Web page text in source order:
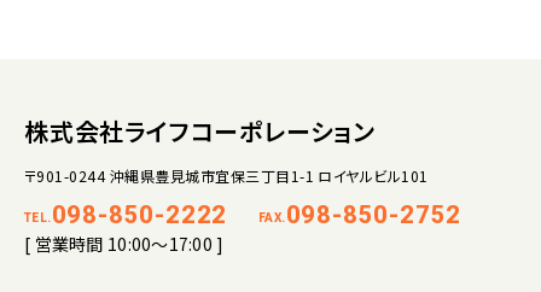
株式会社ライフコーポレーション
〒901-0244 沖縄県豊見城市宜保三丁目1-1 ロイヤルビル101
TEL. 098-850-2222 FAX. 098-850-2752
[ 営業時間 10:00～17:00 ]